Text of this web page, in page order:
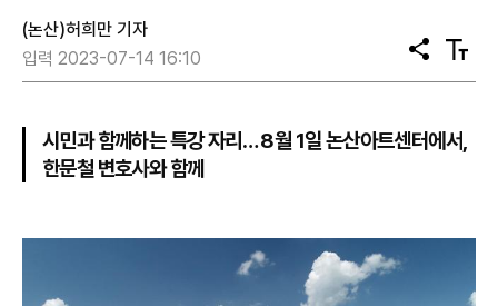
(논산)허희만 기자
입력 2023-07-14 16:10
공
유
텍
스
기
시민과 함께하는 특강 자리… 8월 1일 논산아트센터에서,
한문철 변호사와 함께